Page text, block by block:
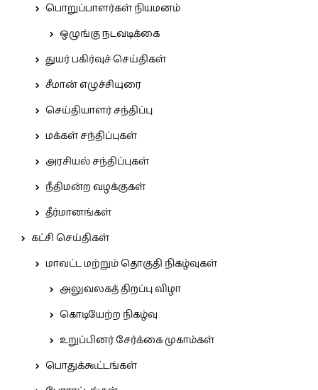
பொறுப்பாளர்கள் நியமனம்
ஒழுங்கு நடவடிக்கை
துயர் பகிர்வுச் செய்திகள்
சீமான் எழுச்சியுரை
செய்தியாளர் சந்திப்பு
மக்கள் சந்திப்புகள்
அரசியல் சந்திப்புகள்
நீதிமன்ற வழக்குகள்
தீர்மானங்கள்
கட்சி செய்திகள்
மாவட்ட மற்றும் தொகுதி நிகழ்வுகள்
அலுவலகத் திறப்பு விழா
கொடியேற்ற நிகழ்வு
உறுப்பினர் சேர்க்கை முகாம்கள்
பொதுக்கூட்டங்கள்